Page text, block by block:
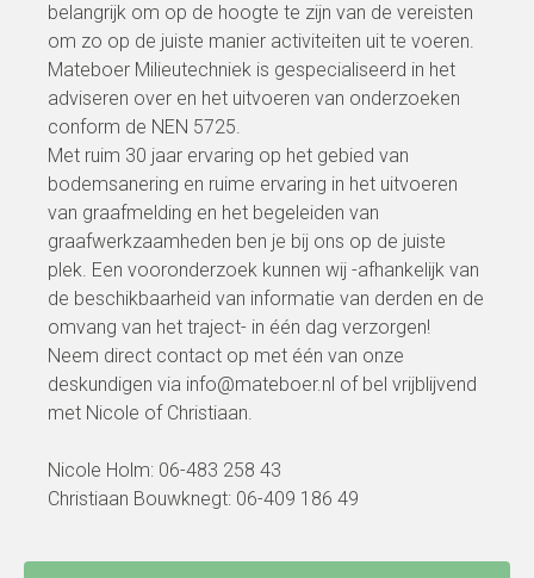
belangrijk om op de hoogte te zijn van de vereisten
om zo op de juiste manier activiteiten uit te voeren.
Mateboer Milieutechniek is gespecialiseerd in het
adviseren over en het uitvoeren van onderzoeken
conform de NEN 5725.
Met ruim 30 jaar ervaring op het gebied van
bodemsanering en ruime ervaring in het uitvoeren
van graafmelding en het begeleiden van
graafwerkzaamheden ben je bij ons op de juiste
plek. Een vooronderzoek kunnen wij -afhankelijk van
de beschikbaarheid van informatie van derden en de
omvang van het traject- in één dag verzorgen!
Neem direct contact op met één van onze
deskundigen via info@mateboer.nl of bel vrijblijvend
met Nicole of Christiaan.
Nicole Holm: 06-483 258 43
Christiaan Bouwknegt: 06-409 186 49